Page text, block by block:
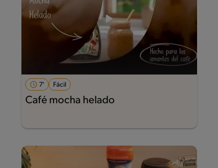
7' Fácil
Café mocha helado